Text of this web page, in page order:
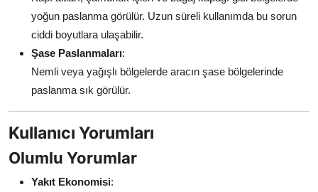
yoğun paslanma görülür. Uzun süreli kullanımda bu sorun
ciddi boyutlara ulaşabilir.
Şase Paslanmaları:
Nemli veya yağışlı bölgelerde aracın şase bölgelerinde
paslanma sık görülür.
Kullanıcı Yorumları
Olumlu Yorumlar
Yakıt Ekonomisi: